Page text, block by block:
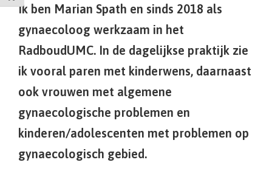
Ik ben Marian Spath en sinds 2018 als
gynaecoloog werkzaam in het
RadboudUMC. In de dagelijkse praktijk zie
ik vooral paren met kinderwens, daarnaast
ook vrouwen met algemene
gynaecologische problemen en
kinderen/adolescenten met problemen op
gynaecologisch gebied.